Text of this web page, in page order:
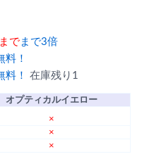
で まで3倍
！
料！ 在庫残り1
オプティカルイエロー
×
×
×